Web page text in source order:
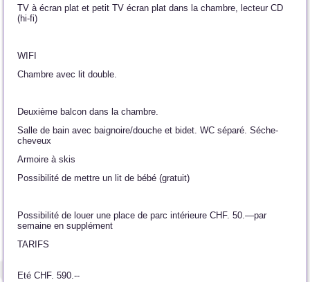
TV à écran plat et petit TV écran plat dans la chambre, lecteur CD
(hi-fi)
WIFI
Chambre avec lit double.
Deuxième balcon dans la chambre.
Salle de bain avec baignoire/douche et bidet. WC séparé. Séche-
cheveux
Armoire à skis
Possibilité de mettre un lit de bébé (gratuit)
Possibilité de louer une place de parc intérieure CHF. 50.—par
semaine en supplément
TARIFS
Eté CHF. 590.--